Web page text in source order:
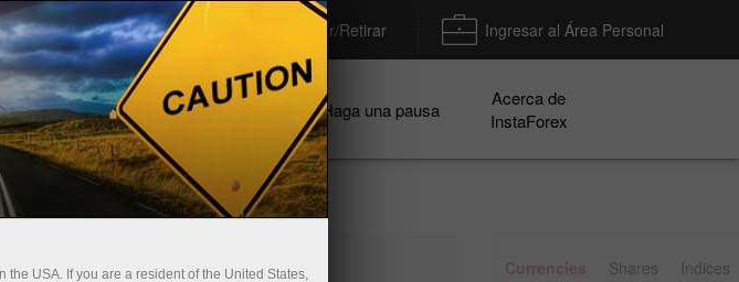
Plataforma comercial Depositar/Retirar Ingresar al Área Personal
Para Socios Campañas Haga una pausa
Acerca de
InstaForex
✕
Currencies Shares Indices
USA. If you are a resident of the United States,